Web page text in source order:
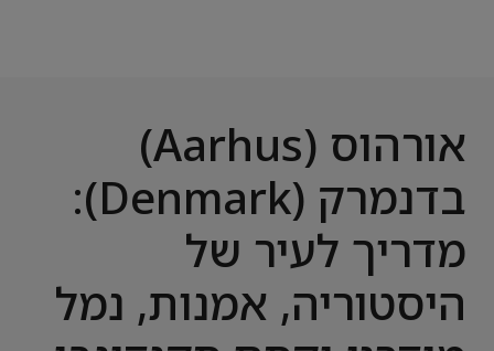
אורהוס (Aarhus)
בדנמרק (Denmark):
מדריך לעיר של
היסטוריה, אמנות, נמל